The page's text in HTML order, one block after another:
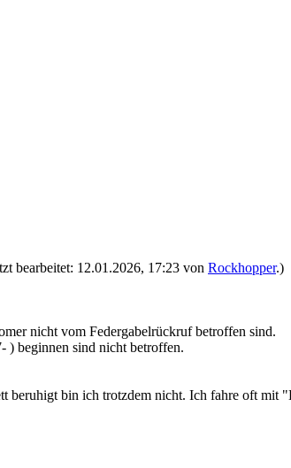
bearbeitet: 12.01.2026, 17:23 von Rockhopper.)
nicht vom Federgabelrückruf betroffen sind.
) beginnen sind nicht betroffen.
bin ich trotzdem nicht. Ich fahre oft